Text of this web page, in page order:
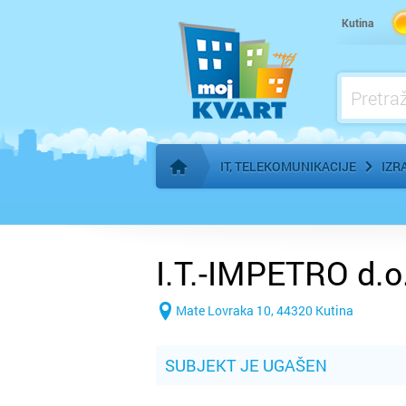
Kutina
Početna stranica
IT, TELEKOMUNIKACIJE
I.T.-IMPETRO
Mate Lovraka 10, 44320 Kutina
SUBJEKT JE UGAŠEN